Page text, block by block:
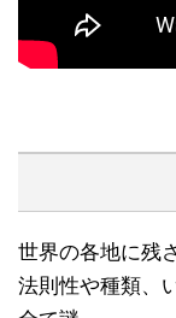
世界の各地に残
法則性や種類、